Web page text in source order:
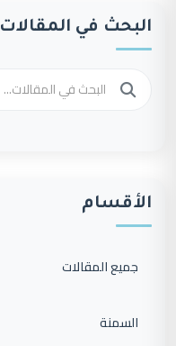
البحث في المقالات
الأقسام
جميع المقالات
السمنة